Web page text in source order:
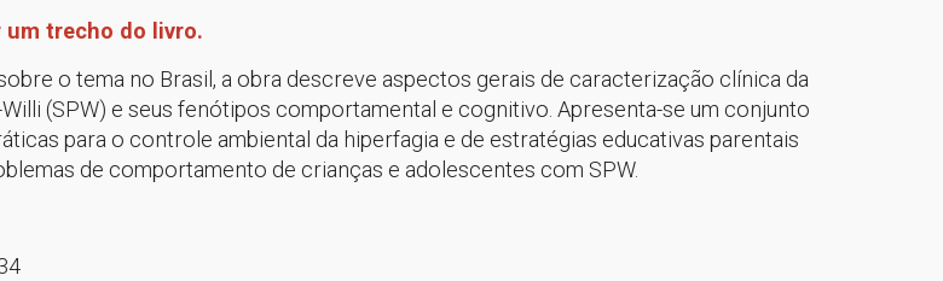
um trecho do livro.
o tema no Brasil, a obra descreve aspectos gerais de caracterização clínica da
(SPW) e seus fenótipos comportamental e cognitivo. Apresenta-se um conjunto
para o controle ambiental da hiperfagia e de estratégias educativas parentais
de comportamento de crianças e adolescentes com SPW.